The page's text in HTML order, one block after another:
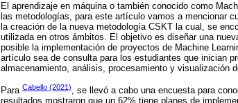
El aprendizaje en máquina o también conocido como
las metodologías, para este artículo vamos a mencionar
la creación de la nueva metodología CSKT la cual, se
utilizada en otros ámbitos. El objetivo es diseñar una
posible la implementación de proyectos de Machine
artículo sea de consulta para los estudiantes que inician
almacenamiento, análisis, procesamiento y visualización
Para Cabello (2021), se llevó a cabo una encuesta para
resultados mostraron que un 62% tiene planes de